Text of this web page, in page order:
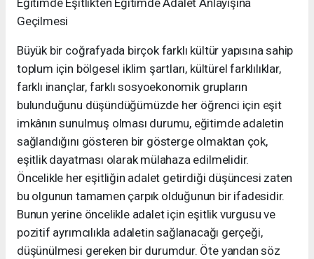
Eğitimde Eşitlikten Eğitimde Adalet Anlayışına
Geçilmesi
Büyük bir coğrafyada birçok farklı kültür yapısına sahip
toplum için bölgesel iklim şartları, kültürel farklılıklar,
farklı inançlar, farklı sosyoekonomik grupların
bulunduğunu düşündüğümüzde her öğrenci için eşit
imkânın sunulmuş olması durumu, eğitimde adaletin
sağlandığını gösteren bir gösterge olmaktan çok,
eşitlik dayatması olarak mülahaza edilmelidir.
Öncelikle her eşitliğin adalet getirdiği düşüncesi zaten
bu olgunun tamamen çarpık olduğunun bir ifadesidir.
Bunun yerine öncelikle adalet için eşitlik vurgusu ve
pozitif ayrımcılıkla adaletin sağlanacağı gerçeği,
düşünülmesi gereken bir durumdur. Öte yandan söz